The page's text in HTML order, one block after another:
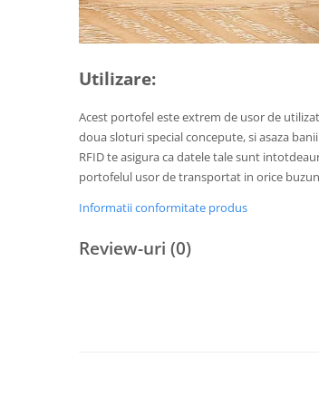
Utilizare:
Acest portofel este extrem de usor de
doua sloturi special concepute, si asaza
RFID te asigura ca datele tale sunt
portofelul usor de transportat in orice
Informatii conformitate produs
Review-uri (0)